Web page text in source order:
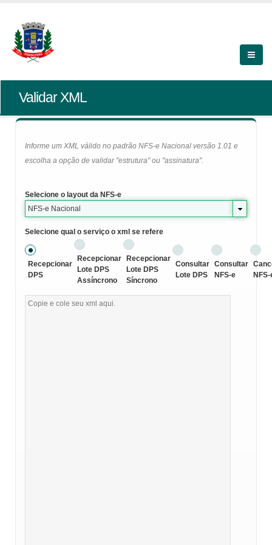
Validar XML
Informe um XML válido no padrão NFS-e Nacional versão 1.01 e
escolha a opção de validar "estrutura" ou "assinatura".
Selecione o layout da NFS-e
NFS-e Nacional
Selecione qual o serviço o xml se refere
Recepcionar
DPS
Recepcionar
Lote DPS
Assíncrono
Recepcionar
Lote DPS
Síncrono
Consultar
Lote DPS
Consultar
NFS-e
NFS-